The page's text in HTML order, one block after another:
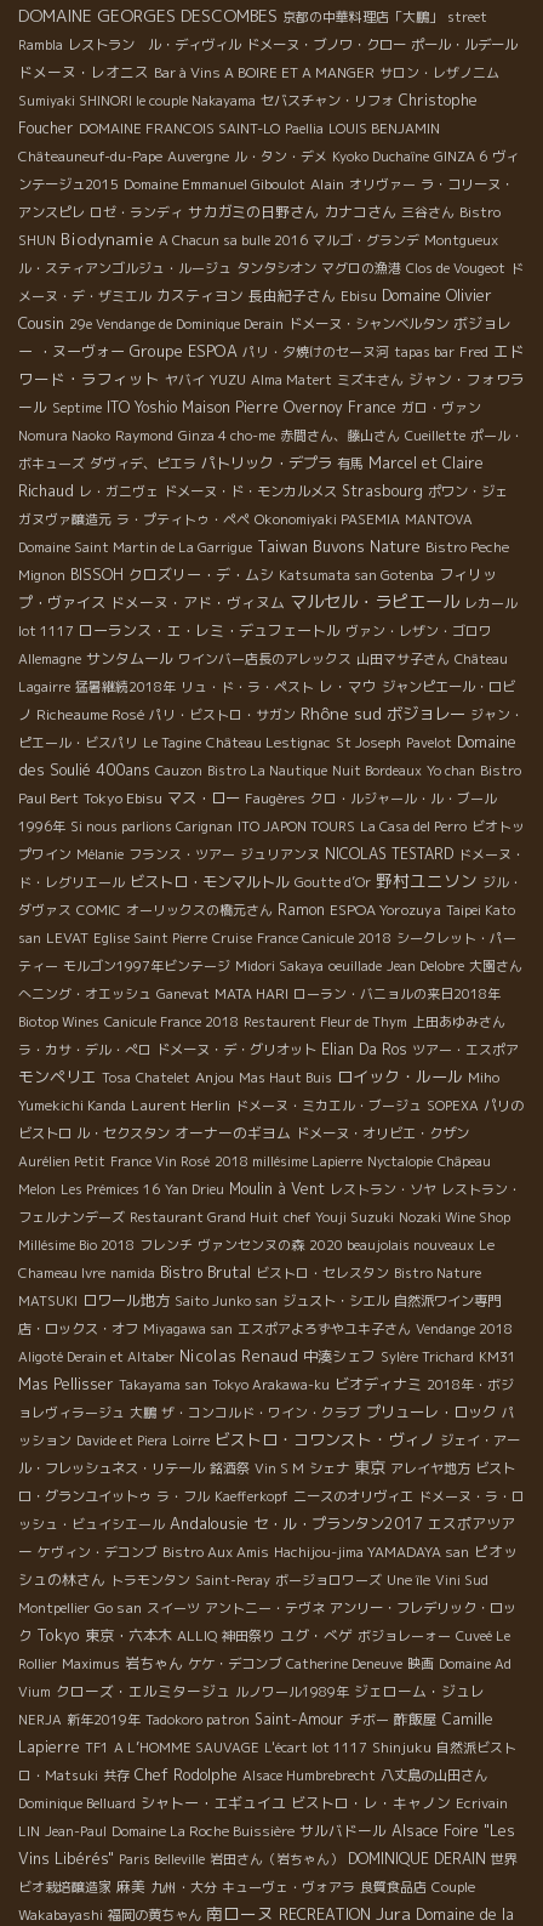
DOMAINE GEORGES DESCOMBES 京都の中華料理店「大鵬」
street
Rambla レストラン ル・ディヴィル ドメーヌ・ブノワ・クロー ポール・ルデール
ドメーヌ・レオニス Bar à Vins A BOIRE ET A MANGER サロン・レザノニム
Sumiyaki SHINORI le couple Nakayama セバスチャン・リフォ Christophe
Foucher DOMAINE FRANCOIS SAINT-LO Paellia LOUIS BENJAMIN
Châteauneuf-du-Pape Auvergne ル・タン・デメ Kyoko Duchaîne GINZA 6 ヴィ
ンテージュ2015 Domaine Emmanuel Giboulot Alain オリヴァー ラ・コリーヌ・
アンスピレ ロゼ・ランディ サカガミの日野さん カナコさん 三谷さん Bistro
SHUN Biodynamie A Chacun sa bulle 2016 マルゴ・グランデ Montgueux
ル・スティアンゴルジュ・ルージュ タンタシオン マグロの漁港 Clos de Vougeot ド
メーヌ・デ・ザミエル カスティヨン 長由紀子さん Ebisu Domaine Olivier
Cousin 29e Vendange de Dominique Derain ドメーヌ・シャンベルタン ボジョレ
ー ・ヌーヴォー Groupe ESPOA パリ・夕焼けのセーヌ河 tapas bar Fred エド
ワード・ラフィット ヤバイ YUZU Alma Matert ミズキさん ジャン・フォワラ
ール Septime ITO Yoshio Maison Pierre Overnoy France ガロ・ヴァン
Nomura Naoko Raymond Ginza 4 cho-me 赤間さん、藤山さん Cueillette ポール・
ボキューズ ダヴィデ、ピエラ パトリック・デプラ 有馬 Marcel et Claire
Richaud レ・ガニヴェ ドメーヌ・ド・モンカルメス Strasbourg ポワン・ジェ
ガヌヴァ醸造元 ラ・プティトゥ・ペペ Okonomiyaki PASEMIA MANTOVA
Domaine Saint Martin de La Garrigue Taiwan Buvons Nature Bistro Peche
Mignon BISSOH クロズリー・デ・ムシ Katsumata san Gotenba フィリッ
プ・ヴァイス ドメーヌ・アド・ヴィヌム マルセル・ラピエール レカール
lot 1117 ローランス・エ・レミ・デュフェートル ヴァン・レザン・ゴロワ
Allemagne サンタムール ワインバー店長のアレックス 山田マサ子さん Château
Lagairre 猛暑継続2018年 リュ・ド・ラ・ペスト レ・マウ ジャンピエール・ロビ
ノ Richeaume Rosé パリ・ビストロ・サガン Rhône sud ボジョレー ジャン・
ピエール・ビスパリ Le Tagine Château Lestignac St Joseph Pavelot Domaine
des Soulié 400ans Cauzon Bistro La Nautique Nuit Bordeaux Yo chan Bistro
Paul Bert Tokyo Ebisu マス・ロー Faugères クロ・ルジャール・ル・ブール
1996年 Si nous parlions Carignan ITO JAPON TOURS La Casa del Perro ビオトッ
プワイン Mélanie フランス・ツアー ジュリアンヌ NICOLAS TESTARD ドメーヌ・
ド・レグリエール ビストロ・モンマルトル Goutte d’Or 野村ユニソン ジル・
ダヴァス COMIC オーリックスの橋元さん Ramon ESPOA Yorozuya Taipei Kato
san LEVAT Eglise Saint Pierre Cruise France Canicule 2018 シークレット・パー
ティー モルゴン1997年ビンテージ Midori Sakaya oeuillade Jean Delobre 大園さん
へニング・オエッシュ Ganevat MATA HARI ローラン・バニョルの来日2018年
Biotop Wines Canicule France 2018 Restaurent Fleur de Thym
上田あゆみさん
ラ・カサ・デル・ぺロ ドメーヌ・デ・グリオット Elian Da Ros ツアー・エスポア
モンペリエ Tosa Chatelet Anjou Mas Haut Buis ロイック・ルール Miho
Yumekichi Kanda Laurent Herlin ドメーヌ・ミカエル・ブージュ SOPEXA パリの
ビストロ ル・セクスタン オーナーのギヨム ドメーヌ・オリビエ・クザン
Aurélien Petit France Vin Rosé 2018 millésime Lapierre Nyctalopie Châpeau
Melon Les Prémices 16 Yan Drieu Moulin à Vent レストラン・ソヤ レストラン・
フェルナンデーズ Restaurant Grand Huit chef Youji Suzuki Nozaki Wine Shop
Millésime Bio 2018 フレンチ ヴァンセンヌの森 2020 beaujolais nouveaux Le
Chameau Ivre namida Bistro Brutal ビストロ・セレスタン Bistro Nature
MATSUKI ロワール地方 Saito Junko san ジュスト・シエル 自然派ワイン専門
店・ロックス・オフ Miyagawa san エスポアよろずやユキ子さん Vendange 2018
Aligoté Derain et Altaber Nicolas Renaud 中湊シェフ Sylère Trichard KM31
Mas Pellisser Takayama san Tokyo Arakawa-ku ビオディナミ 2018年・ボジ
ョレヴィラージュ 大鵬 ザ・コンコルド・ワイン・クラブ プリューレ・ロック パ
ッション Davide et Piera Loirre ビストロ・コワンスト・ヴィノ ジェイ・アー
ル・フレッシュネス・リテール 銘酒祭 Vin S M シェナ 東京 アレイヤ地方 ビスト
ロ・グランユイットゥ ラ・フル Kaefferkopf ニースのオリヴィエ ドメーヌ・ラ・ロ
ッシュ・ビュイシエール Andalousie セ・ル・プランタン2017 エスポアツア
ー ケヴィン・デコンブ Bistro Aux Amis Hachijou-jima YAMADAYA san ピオッ
シュの林さん トラモンタン Saint-Peray ボージョロワーズ Une île Vini Sud
Montpellier Go san スイーツ アントニー・テヴネ アンリー・フレデリック・ロッ
ク Tokyo 東京・六本木 ALLIQ 神田祭り ユグ・べゲ ボジョレーォー Cuveé Le
Rollier Maximus 岩ちゃん ケケ・デコンブ Catherine Deneuve 映画 Domaine Ad
Vium クローズ・エルミタージュ ルノワール1989年 ジェローム・ジュレ
NERJA 新年2019年 Tadokoro patron Saint-Amour チボー 酢飯屋 Camille
Lapierre TF1 A L’HOMME SAUVAGE L'écart lot 1117 Shinjuku 自然派ビスト
ロ・Matsuki 共存 Chef Rodolphe Alsace Humbrebrecht 八丈島の山田さん
Dominique Belluard シャトー・エギュイユ ビストロ・レ・キャノン Ecrivain
LIN Jean-Paul Domaine La Roche Buissière サルバドール Alsace Foire "Les
Vins Libérés" Paris Belleville 岩田さん（岩ちゃん） DOMINIQUE DERAIN 世界
ビオ栽培醸造家 麻美 九州・大分 キューヴェ・ヴォアラ 良質食品店 Couple
Wakabayashi 福岡の黄ちゃん 南ローヌ RECREATION Jura Domaine de la